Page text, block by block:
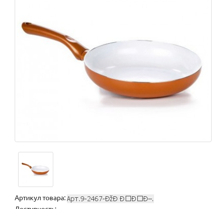
Артикул товара: